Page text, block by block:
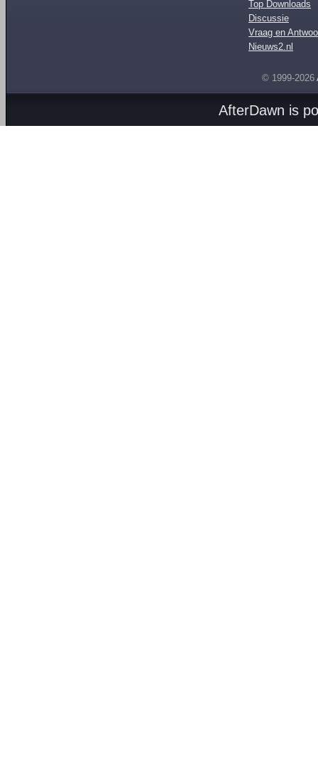
Top Downloads
Discussie
Vraag en
Nieuws2.nl
© 1999-2026
AfterDawn is